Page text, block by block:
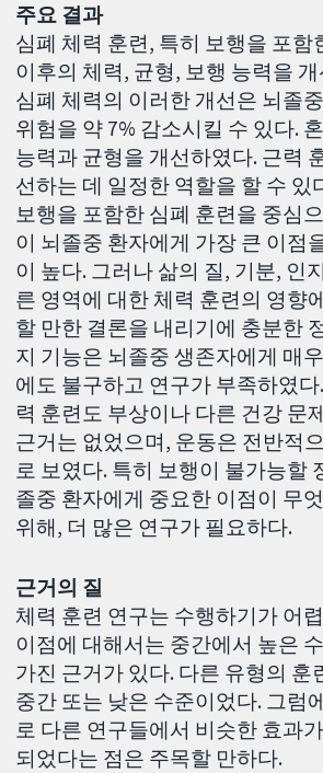
주요 결과
심폐 체력 훈련, 특히 보행을 포함
이후의 체력, 균형, 보행 능력을
심폐 체력의 이러한 개선은 뇌졸
위험을 약 7% 감소시킬 수 있다.
능력과 균형을 개선하였다. 근력
선하는 데 일정한 역할을 할 수 있
보행을 포함한 심폐 훈련을 중심
이 뇌졸중 환자에게 가장 큰 이점
이 높다. 그러나 삶의 질, 기분, 인
른 영역에 대한 체력 훈련의 영향
할 만한 결론을 내리기에 충분한
지 기능은 뇌졸중 생존자에게 매
에도 불구하고 연구가 부족하였
력 훈련도 부상이나 다른 건강 문
근거는 없었으며, 운동은 전반적
로 보였다. 특히 보행이 불가능할
졸중 환자에게 중요한 이점이 무
위해, 더 많은 연구가 필요하다.
근거의 질
체력 훈련 연구는 수행하기가 어
이점에 대해서는 중간에서 높은
가진 근거가 있다. 다른 유형의 훈
중간 또는 낮은 수준이었다. 그럼
로 다른 연구들에서 비슷한 효과
되었다는 점은 주목할 만하다.